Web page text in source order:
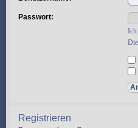
Passwort:
Ich
Registrieren